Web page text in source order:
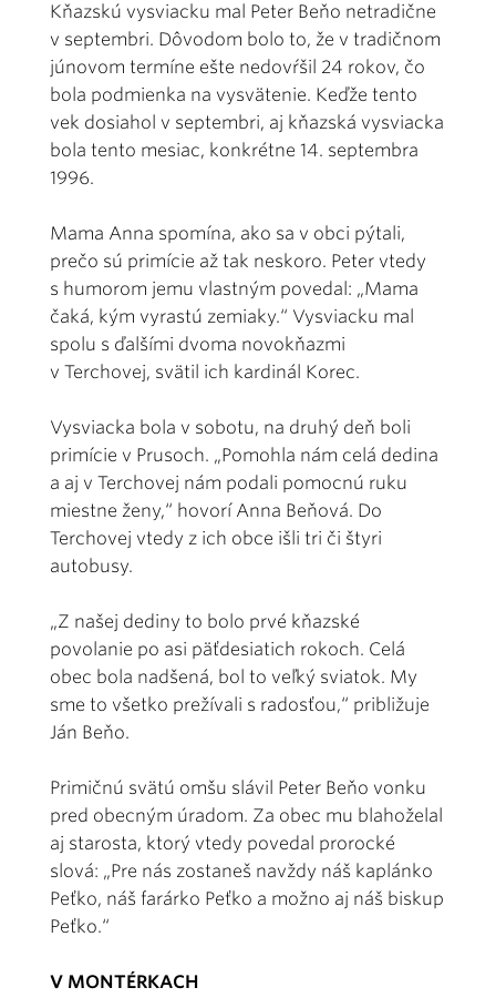
Kňazskú vysviacku mal Peter Beňo netradične
v septembri. Dôvodom bolo to, že v tradičnom
júnovom termíne ešte nedovŕšil 24 rokov, čo
bola podmienka na vysvätenie. Keďže tento
vek dosiahol v septembri, aj kňazská vysviacka
bola tento mesiac, konkrétne 14. septembra
1996.
Mama Anna spomína, ako sa v obci pýtali,
prečo sú primície až tak neskoro. Peter vtedy
s humorom jemu vlastným povedal: „Mama
čaká, kým vyrastú zemiaky.“ Vysviacku mal
spolu s ďalšími dvoma novokňazmi
v Terchovej, svätil ich kardinál Korec.
Vysviacka bola v sobotu, na druhý deň boli
primície v Prusoch. „Pomohla nám celá dedina
a aj v Terchovej nám podali pomocnú ruku
miestne ženy,“ hovorí Anna Beňová. Do
Terchovej vtedy z ich obce išli tri či štyri
autobusy.
„Z našej dediny to bolo prvé kňazské
povolanie po asi päťdesiatich rokoch. Celá
obec bola nadšená, bol to veľký sviatok. My
sme to všetko prežívali s radosťou,“ približuje
Ján Beňo.
Primičnú svätú omšu slávil Peter Beňo vonku
pred obecným úradom. Za obec mu blahoželal
aj starosta, ktorý vtedy povedal prorocké
slová: „Pre nás zostaneš navždy náš kaplánko
Peťko, náš farárko Peťko a možno aj náš biskup
Peťko.“
V MONTÉRKACH